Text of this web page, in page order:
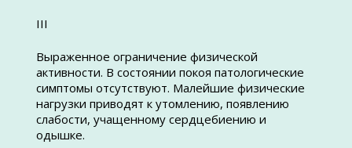
III
Выраженное ограничение физической
активности. В состоянии покоя патологические
симптомы отсутствуют. Малейшие физические
нагрузки приводят к утомлению, появлению
слабости, учащенному сердцебиению и
одышке.